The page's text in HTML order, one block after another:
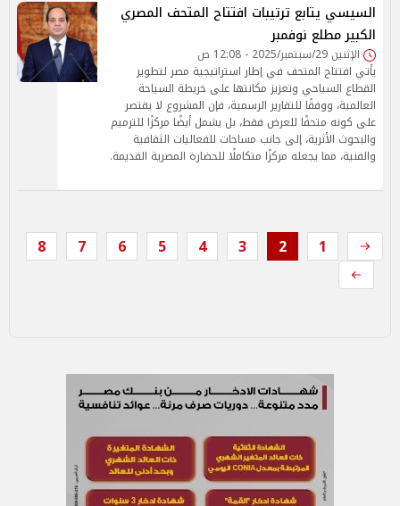
السيسي يتابع ترتيبات افتتاح المتحف المصري
الكبير مطلع نوفمبر
الإثنين 29/سبتمبر/2025 - 12:08 ص
يأتي افتتاح المتحف في إطار استراتيجية مصر لتطوير
القطاع السياحي وتعزيز مكانتها على خريطة السياحة
العالمية، ووفقًا للتقارير الرسمية، فإن المشروع لا يقتصر
على كونه متحفًا للعرض فقط، بل يشمل أيضًا مركزًا للترميم
والبحوث الأثرية، إلى جانب مساحات للفعاليات الثقافية
والفنية، مما يجعله مركزًا متكاملًا للحضارة المصرية القديمة.
1
2
3
4
5
6
7
8